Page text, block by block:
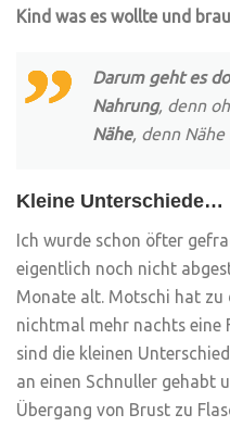
Kind was es wollte und
Darum geht es
Nahrung, denn
Nähe, denn
Kleine Unterschiede…
Ich wurde schon öfter
eigentlich noch nicht
Monate alt. Motschi hat zu
nichtmal mehr nachts eine
sind die kleinen
an einen Schnuller gehabt
Übergang von Brust zu